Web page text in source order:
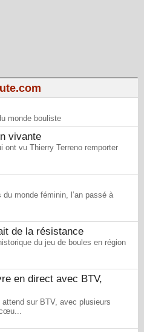
monde bouliste
vivante
ont vu Thierry Terreno remporter
monde féminin, l’an passé à
de la résistance
du jeu de boules en région
en direct avec BTV,
sur BTV, avec plusieurs